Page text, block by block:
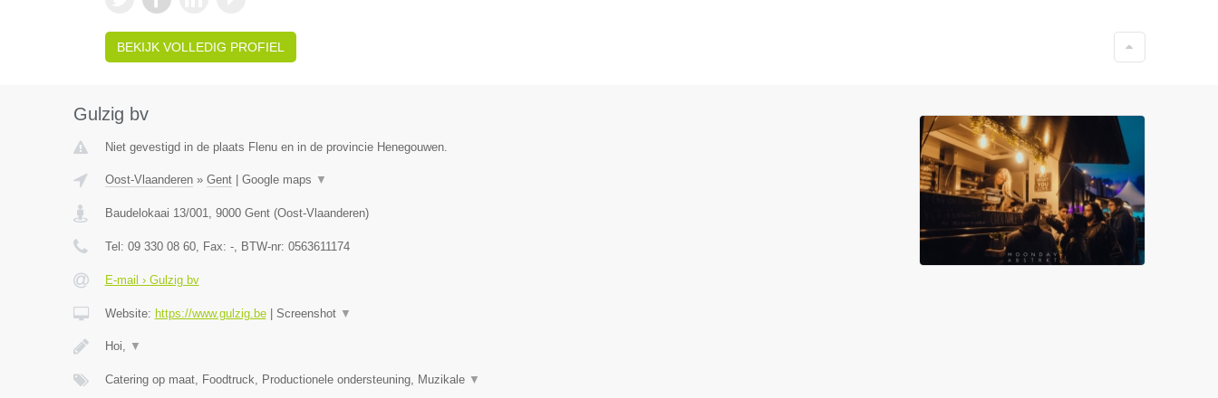
BEKIJK VOLLEDIG PROFIEL
Gulzig bv
Niet gevestigd in de plaats Flenu en in de provincie Henegouwen.
Oost-Vlaanderen» Gent| Google maps ▼
Baudelokaai 13/001, 9000 Gent(Oost-Vlaanderen)
Tel: 09 330 08 60, Fax: -, BTW-nr: 0563611174
E-mail › Gulzig bv
Website: https://www.gulzig.be| Screenshot ▼
Hoi, ▼
Catering op maat, Foodtruck, Productionele ondersteuning, Muzikale ▼